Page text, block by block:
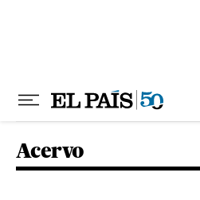
Acervo